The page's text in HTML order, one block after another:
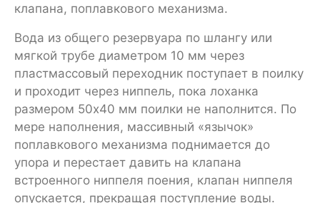
клапана, поплавкового механизма.
Вода из общего резервуара по шлангу или
мягкой трубе диаметром 10 мм через
пластмассовый переходник поступает в поилку
и проходит через ниппель, пока лоханка
размером 50х40 мм поилки не наполнится. По
мере наполнения, массивный «язычок»
поплавкового механизма поднимается до
упора и перестает давить на клапана
встроенного ниппеля поения, клапан ниппеля
опускается, прекращая поступление воды.